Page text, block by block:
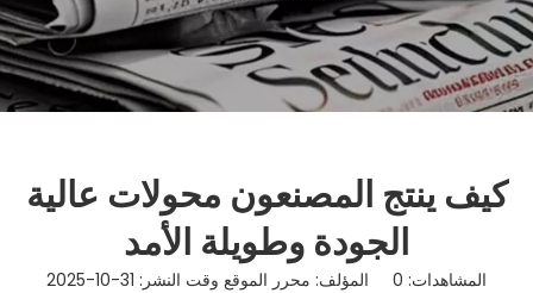
كيف ينتج المصنعون محولات عالية
الجودة وطويلة الأمد
المشاهدات: 0
المؤلف: محرر الموقع وقت النشر: 31-10-2025